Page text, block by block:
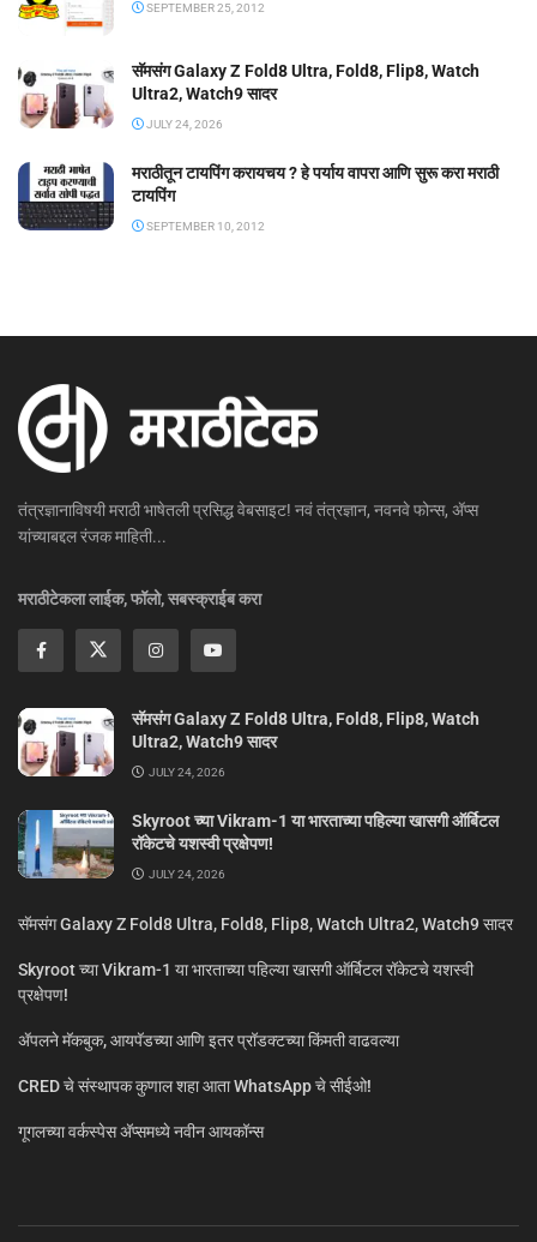
SEPTEMBER 25, 2012
सॅमसंग Galaxy Z Fold8 Ultra, Fold8, Flip8, Watch
Ultra2, Watch9 सादर
JULY 24, 2026
मराठीतून टायपिंग करायचय ? हे पर्याय वापरा आणि सुरू करा मराठी
टायपिंग
SEPTEMBER 10, 2012
तंत्रज्ञानाविषयी मराठी भाषेतली प्रसिद्ध वेबसाइट! नवं तंत्रज्ञान, नवनवे फोन्स, ॲप्स
यांच्याबद्दल रंजक माहिती...
मराठीटेकला लाईक, फॉलो, सबस्क्राईब करा
सॅमसंग Galaxy Z Fold8 Ultra, Fold8, Flip8, Watch
Ultra2, Watch9 सादर
JULY 24, 2026
Skyroot च्या Vikram-1 या भारताच्या पहिल्या खासगी ऑर्बिटल
रॉकेटचे यशस्वी प्रक्षेपण!
JULY 24, 2026
सॅमसंग Galaxy Z Fold8 Ultra, Fold8, Flip8, Watch Ultra2, Watch9 सादर
Skyroot च्या Vikram-1 या भारताच्या पहिल्या खासगी ऑर्बिटल रॉकेटचे यशस्वी
प्रक्षेपण!
ॲपलने मॅकबुक, आयपॅडच्या आणि इतर प्रॉडक्टच्या किंमती वाढवल्या
CRED चे संस्थापक कुणाल शहा आता WhatsApp चे सीईओ!
गूगलच्या वर्कस्पेस अ‍ॅप्समध्ये नवीन आयकॉन्स